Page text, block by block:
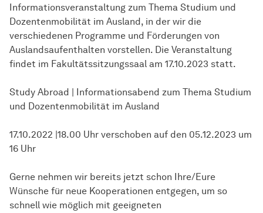
Informationsveranstaltung zum Thema Studium und
Dozentenmobilität im Ausland, in der wir die
verschiedenen Programme und Förderungen von
Auslandsaufenthalten vorstellen. Die Veranstaltung
findet im Fakultätssitzungssaal am 17.10.2023 statt.
Study Abroad | Informationsabend zum Thema Studium
und Dozentenmobilität im Ausland
17.10.2022 |18.00 Uhr verschoben auf den 05.12.2023 um
16 Uhr
Gerne nehmen wir bereits jetzt schon Ihre/Eure
Wünsche für neue Kooperationen entgegen, um so
schnell wie möglich mit geeigneten